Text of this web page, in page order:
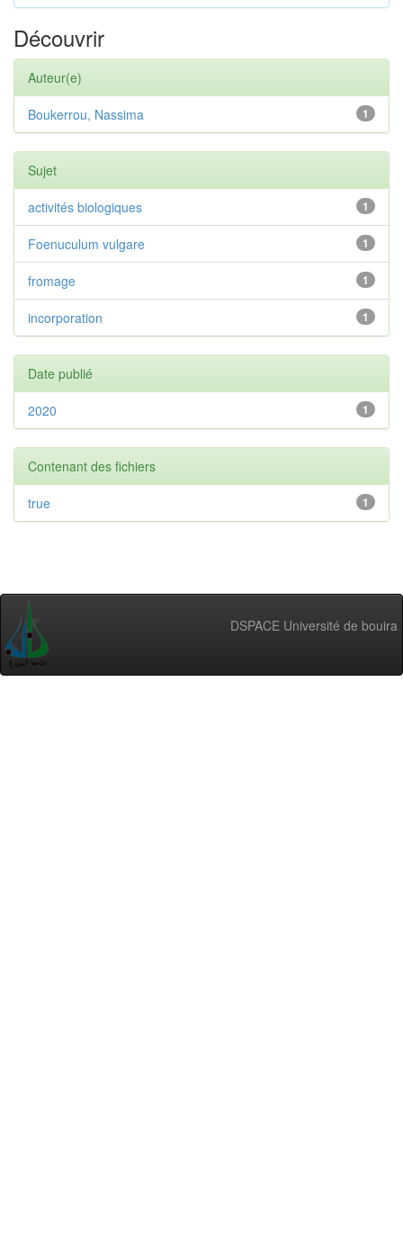
Découvrir
Auteur(e)
1
Boukerrou, Nassima
Sujet
1
activités biologiques
1
Foenuculum vulgare
1
fromage
1
incorporation
Date publié
1
2020
Contenant des fichiers
1
true
DSPACE Université de bouira